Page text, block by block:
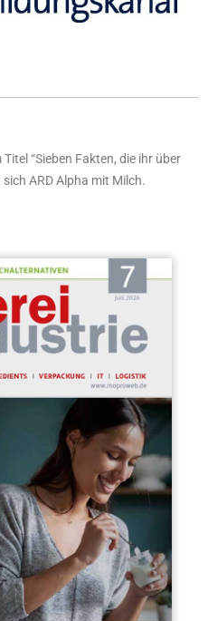
Titel “Sieben Fakten, die ihr über
ARD Alpha mit Milch.